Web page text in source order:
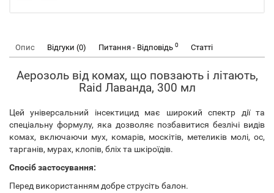
Опис Відгуки (0) Питання - Відповідь 0 Статті
Аерозоль від комах, що повзають і літають,
Raid Лаванда, 300 мл
Цей універсальний інсектицид має широкий спектр дії та
спеціальну формулу, яка дозволяє позбавитися безлічі видів
комах, включаючи мух, комарів, москітів, метеликів молі, ос,
тарганів, мурах, клопів, бліх та шкіроїдів.
Спосіб застосування:
Перед використанням добре струсіть балон.